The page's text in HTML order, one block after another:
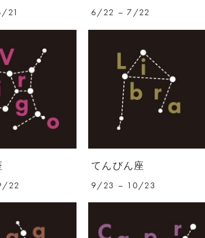
21 6/22 – 7/22
22
てんびん座
9/23 – 10/23